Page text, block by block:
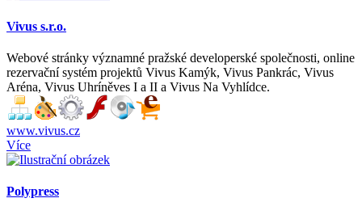
Vivus s.r.o.
Webové stránky významné pražské developerské společnosti, online
rezervační systém projektů Vivus Kamýk, Vivus Pankrác, Vivus
Aréna, Vivus Uhríněves I a II a Vivus Na Vyhlídce.
www.vivus.cz
Více
Polypress